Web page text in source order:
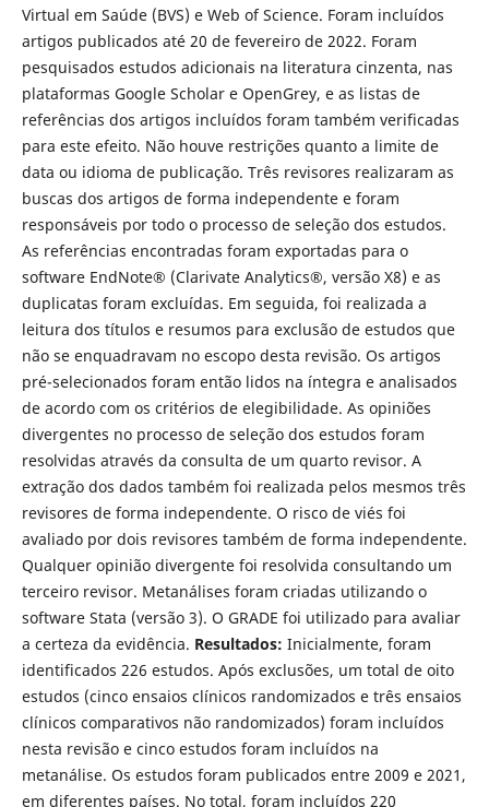
Virtual em Saúde (BVS) e Web of Science. Foram incluídos
artigos publicados até 20 de fevereiro de 2022. Foram
pesquisados estudos adicionais na literatura cinzenta, nas
plataformas Google Scholar e OpenGrey, e as listas de
referências dos artigos incluídos foram também verificadas
para este efeito. Não houve restrições quanto a limite de
data ou idioma de publicação. Três revisores realizaram as
buscas dos artigos de forma independente e foram
responsáveis por todo o processo de seleção dos estudos.
As referências encontradas foram exportadas para o
software EndNote® (Clarivate Analytics®, versão X8) e as
duplicatas foram excluídas. Em seguida, foi realizada a
leitura dos títulos e resumos para exclusão de estudos que
não se enquadravam no escopo desta revisão. Os artigos
pré-selecionados foram então lidos na íntegra e analisados
de acordo com os critérios de elegibilidade. As opiniões
divergentes no processo de seleção dos estudos foram
resolvidas através da consulta de um quarto revisor. A
extração dos dados também foi realizada pelos mesmos três
revisores de forma independente. O risco de viés foi
avaliado por dois revisores também de forma independente.
Qualquer opinião divergente foi resolvida consultando um
terceiro revisor. Metanálises foram criadas utilizando o
software Stata (versão 3). O GRADE foi utilizado para avaliar
a certeza da evidência. Resultados: Inicialmente, foram
identificados 226 estudos. Após exclusões, um total de oito
estudos (cinco ensaios clínicos randomizados e três ensaios
clínicos comparativos não randomizados) foram incluídos
nesta revisão e cinco estudos foram incluídos na
metanálise. Os estudos foram publicados entre 2009 e 2021,
em diferentes países. No total, foram incluídos 220